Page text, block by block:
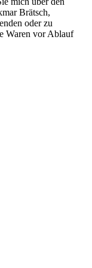
Brätsch,
oder zu
Waren vor Ablauf